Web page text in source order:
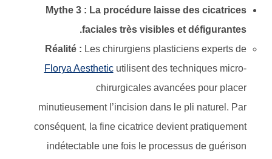
Mythe 3 : La procédure laisse des cicatrices
faciales très visibles et défigurantes.
Réalité : Les chirurgiens plasticiens experts de
Florya Aestheticutilisent des techniques micro-
chirurgicales avancées pour placer
minutieusement l’incision dans le pli naturel. Par
conséquent, la fine cicatrice devient pratiquement
indétectable une fois le processus de guérison